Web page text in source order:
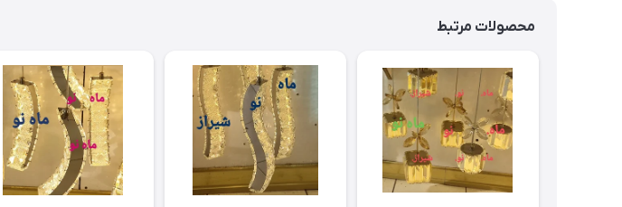
محصولات مرتبط